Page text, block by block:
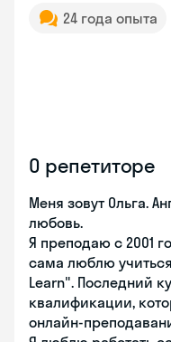
24 года опыта
О репетиторе
Меня зовут Ольга.
любовь.
Я преподаю с 2001
сама люблю
Learn". Последний
квалификации,
онлайн-